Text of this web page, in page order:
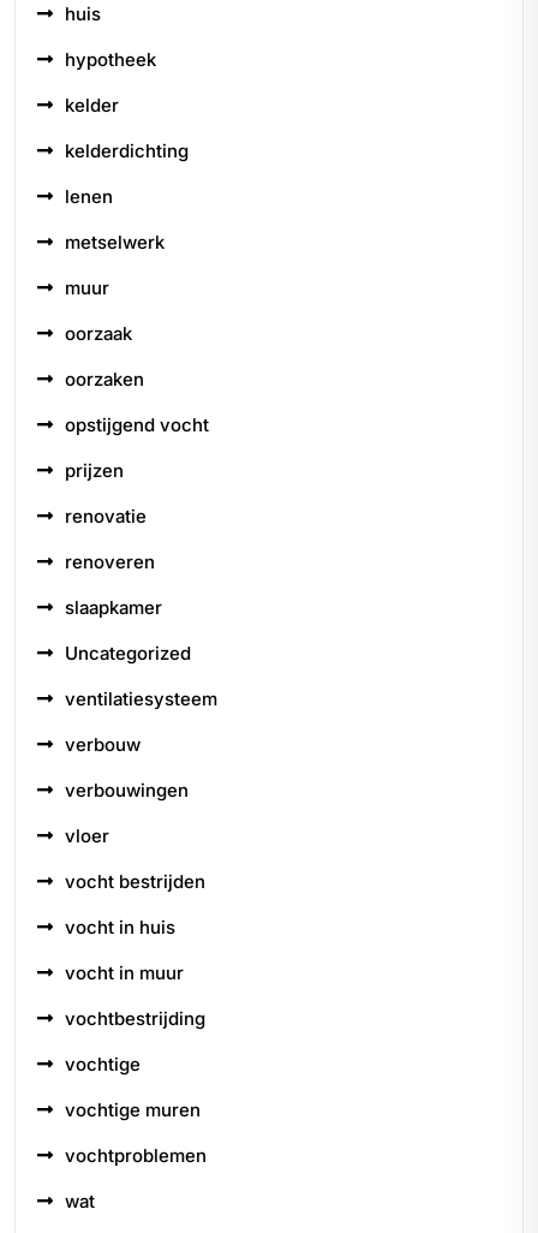
huis
hypotheek
kelder
kelderdichting
lenen
metselwerk
muur
oorzaak
oorzaken
opstijgend vocht
prijzen
renovatie
renoveren
slaapkamer
Uncategorized
ventilatiesysteem
verbouw
verbouwingen
vloer
vocht bestrijden
vocht in huis
vocht in muur
vochtbestrijding
vochtige
vochtige muren
vochtproblemen
wat